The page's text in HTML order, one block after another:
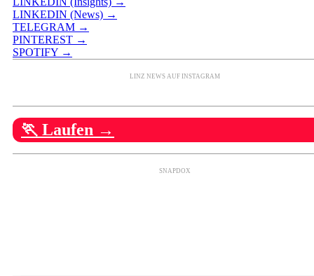
LINKEDIN (News) →
TELEGRAM →
PINTEREST →
SPOTIFY →
LINZ NEWS AUF INSTAGRAM
🏃 Laufen →
SNAPDOX